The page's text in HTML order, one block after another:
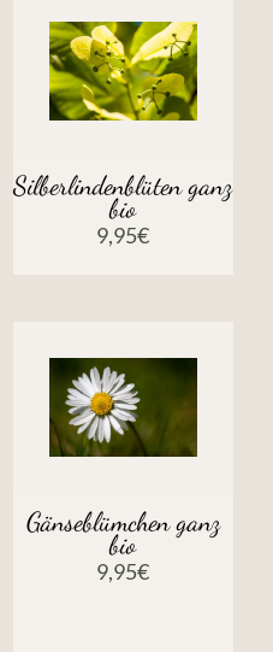
Silberlindenblüten ganz
bio
9,95€
Gänseblümchen ganz
bio
9,95€